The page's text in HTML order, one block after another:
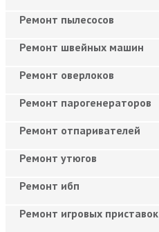
Ремонт пылесосов
Ремонт швейных машин
Ремонт оверлоков
Ремонт парогенераторов
Ремонт отпаривателей
Ремонт утюгов
Ремонт ибп
Ремонт игровых приставок